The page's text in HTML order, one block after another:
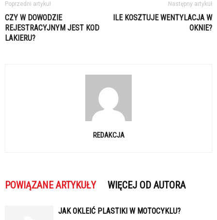
Poprzedni artykuł
CZY W DOWODZIE
REJESTRACYJNYM JEST KOD
LAKIERU?
Następny artykuł
ILE KOSZTUJE WENTYLACJA W
OKNIE?
REDAKCJA
POWIĄZANE ARTYKUŁY WIĘCEJ OD AUTORA
JAK OKLEIĆ PLASTIKI W MOTOCYKLU?